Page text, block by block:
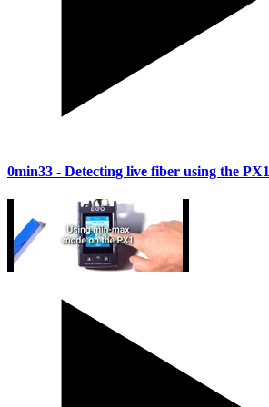
0min33 - Detecting live fiber using the PX1